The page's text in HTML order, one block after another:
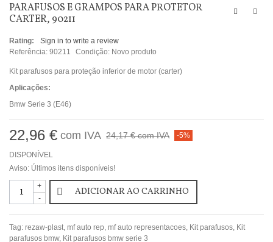
PARAFUSOS E GRAMPOS PARA PROTETOR
CARTER, 90211
Rating:
Sign in to write a review
Referência: 90211 Condição: Novo produto
Kit parafusos para proteção inferior de motor (carter)
Aplicações:
Bmw Serie 3 (E46)
22,96 € com IVA 24,17 €com IVA -5%
DISPONÍVEL
Aviso: Últimos itens disponíveis!
-
+ ADICIONAR AO CARRINHO
Tag: rezaw-plast, mf auto rep, mf auto representacoes, Kit parafusos, Kit
parafusos bmw, Kit parafusos bmw serie 3